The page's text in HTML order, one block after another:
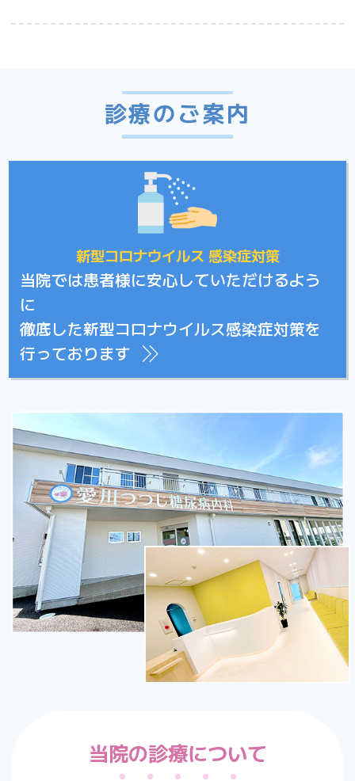
診療のご案内
新型コロナウイルス 感染症対策
当院では患者様に安心していただけるよう
に
徹底した新型コロナウイルス感染症対策を
行っております
当院の診療について